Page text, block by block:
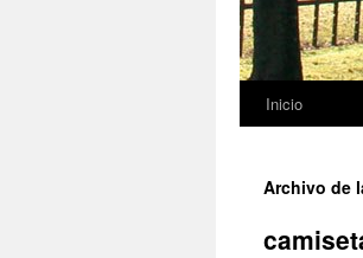
Saltar
contenido
Inicio
Archivo de